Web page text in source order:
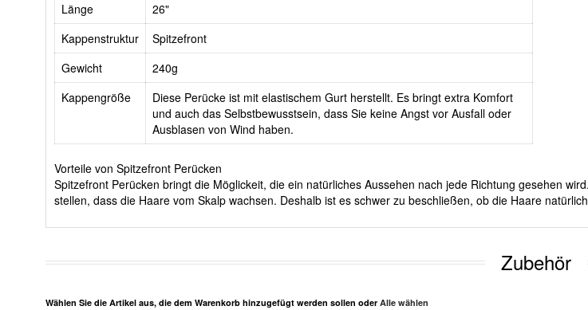
Länge
26"
Kappenstruktur
Spitzefront
Gewicht
240g
Kappengröße
Diese Perücke ist mit elastischem Gurt herstellt. Es bringt extra Komfort
und auch das Selbstbewusstsein, dass Sie keine Angst vor Ausfall oder
Ausblasen von Wind haben.
Vorteile von Spitzefront Perücken
Spitzefront Perücken bringt die Möglickeit, die ein natürliches Aussehen nach jede Richtung gesehen
stellen, dass die Haare vom Skalp wachsen. Deshalb ist es schwer zu beschließen, ob die Haare
Zubehör
Wählen Sie die Artikel aus, die dem Warenkorb hinzugefügt werden sollen oder Alle wählen